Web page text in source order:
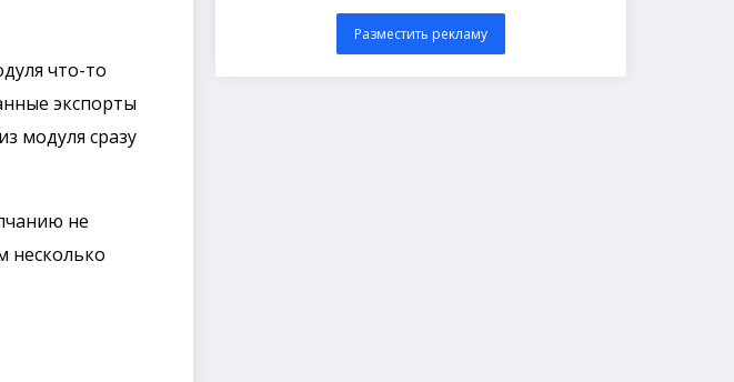
что-то
экспорты
модуля сразу
не
несколько
Разместить рекламу